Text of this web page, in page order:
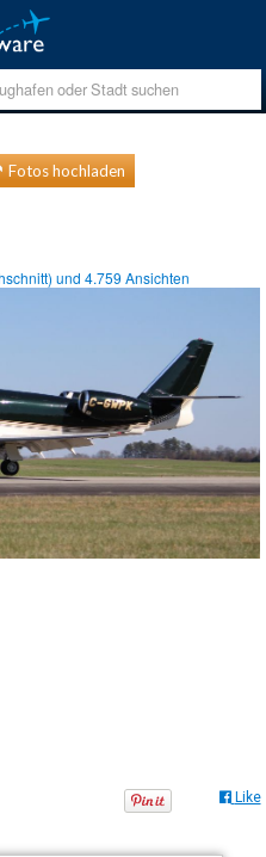
Fotos hochladen
und4.759 Ansichten
Like